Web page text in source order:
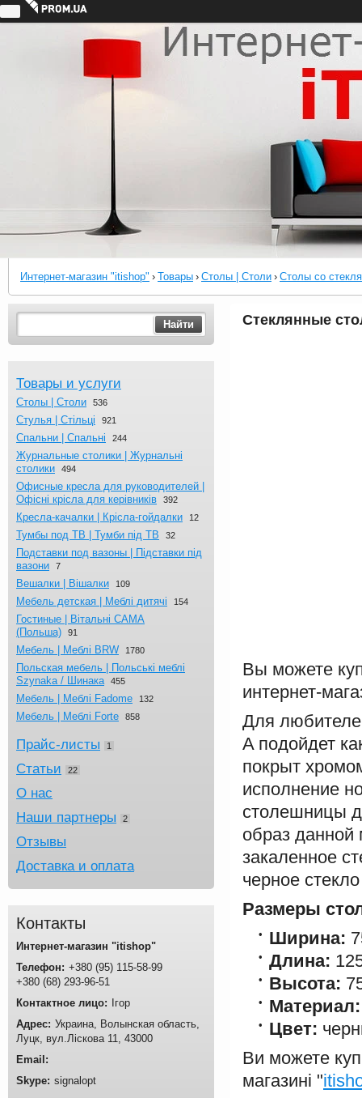
Интернет-магазин "itishop" › Товары › Столы | Столи › Столы со
Найти
Товары и услуги
Столы | Столи 536
Стулья | Стільці 921
Спальни | Спальні 244
Журнальныe столики | Журнальні
столики
494
Офисные кресла для руководителей |
Офісні крісла для керівників
392
Кресла-качалки | Крісла-гойдалки 12
Тумбы под ТВ | Тумби під ТВ 32
Подставки под вазоны | Підставки під
вазони
7
Вешалки | Вішалки 109
Мебель детская | Меблі дитячі 154
Гостиные | Вітальні CAMA
(Польша)
91
Мебель | Меблі BRW 1780
Польская мебель | Польські меблі
Szynaka / Шинака
455
Мебель | Меблі Fadome 132
Мебель | Меблі Forte 858
Прайс-листы 1
Статьи 22
О нас
Наши партнеры
2
Отзывы
Доставка и оплата
Контакты
Интернет-магазин "itishop"
+380 95 115-58-99
+380 68 293-96-51
Ігор
Украина Волынская область
Луцк вул.Ліскова 11 43000
signalopt
Стеклянные
Вы можете
интернет-
Для
A подойдет
покрыт
исполнение
столешницы
образ
закаленное
черное
Размеры
Ширина:
Длина:
Высота:
Материал:
Цвет:
Ви можете
магазині "